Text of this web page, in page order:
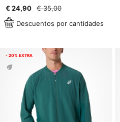
€ 24,90
€ 35,00
Descuentos por cantidades
- 20% EXTRA